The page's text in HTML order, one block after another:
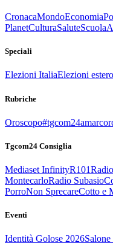
CronacaMondoEconomia
PlanetCulturaSaluteScuola
Speciali
Elezioni ItaliaElezioni estero
Rubriche
Oroscopo
Tgcom24 Consiglia
Mediaset InfinityR101
MontecarloRadio Subasio
PorroNon SprecareCotto e
Eventi
Identità Golose 2026